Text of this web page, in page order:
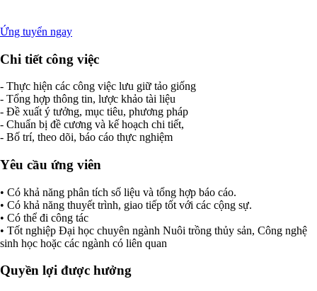
Ứng tuyển ngay
Chi tiết công việc
- Thực hiện các công việc lưu giữ tảo giống
- Tổng hợp thông tin, lược khảo tài liệu
- Đề xuất ý tưởng, mục tiêu, phương pháp
- Chuẩn bị đề cương và kế hoạch chi tiết,
- Bố trí, theo dõi, báo cáo thực nghiệm
Yêu cầu ứng viên
• Có khả năng phân tích số liệu và tổng hợp báo cáo.
• Có khả năng thuyết trình, giao tiếp tốt với các cộng sự.
• Có thể đi công tác
• Tốt nghiệp Đại học chuyên ngành Nuôi trồng thủy sản, Công nghệ
sinh học hoặc các ngành có liên quan
Quyền lợi được hưởng